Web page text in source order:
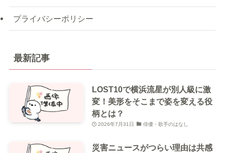
プライバシーポリシー
最新記事
LOST10で横浜流星が別人級に激
変！美形をそこまで姿を変える役
柄とは？
2026年7月31日 俳優・歌手のはなし
災害ニュースがつらい理由は共感